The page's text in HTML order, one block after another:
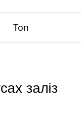
Топ
заліз